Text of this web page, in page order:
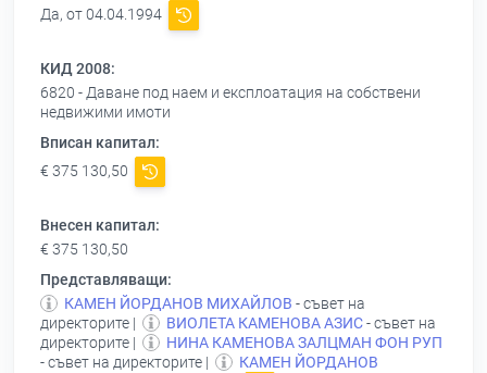
Да, от 04.04.1994
КИД 2008:
6820 - Даване под наем и експлоатация на собствени
недвижими имоти
Вписан капитал:
€ 375 130,50
Внесен капитал:
€ 375 130,50
Представляващи:
КАМЕН ЙОРДАНОВ МИХАЙЛОВ - съвет на
директорите |
ВИОЛЕТА КАМЕНОВА АЗИС- съвет на
директорите |
НИНА КАМЕНОВА ЗАЛЦМАН ФОН РУП
- съвет на директорите |
КАМЕН ЙОРДАНОВ